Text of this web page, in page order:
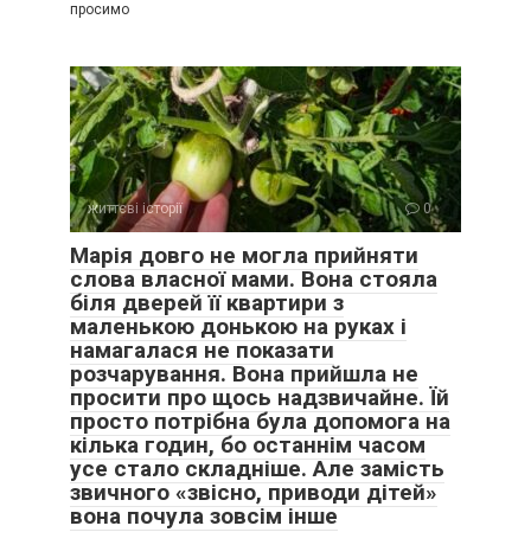
просимо
життєві історії 0
Марія довго не могла прийняти
слова власної мами. Вона стояла
біля дверей її квартири з
маленькою донькою на руках і
намагалася не показати
розчарування. Вона прийшла не
просити про щось надзвичайне. Їй
просто потрібна була допомога на
кілька годин, бо останнім часом
усе стало складніше. Але замість
звичного «звісно, приводи дітей»
вона почула зовсім інше